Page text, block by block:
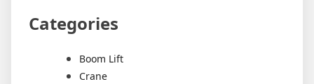
Categories
Boom Lift
Crane